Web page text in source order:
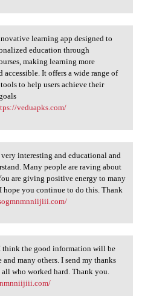
learning app designed to
education through
making learning more
accessible. It offers a wide range of
to help users achieve their
veduapks.com/
very interesting
interesting and educational and
Many people are raving about
are giving positive energy to many
hope you continue to do this. Thank
I think the
think the good information will be
many others. I send my thanks
all who worked hard. Thank you.